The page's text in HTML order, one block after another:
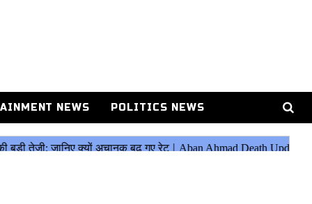
NEWS POLITICS NEWS